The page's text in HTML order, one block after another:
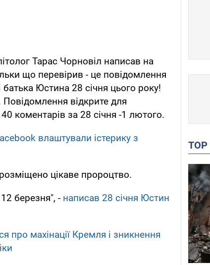
Тарас Чорновіл написав на
що перевірив - це повідомлення
Юстина 28 січня цього року!
Повідомлення відкрите для
коментарів за 28 січня -1 лютого.
влаштували істерику з
цікаве пророцтво.
березня", - написав 28 січня Юстин
про махінації Кремля і зникнення